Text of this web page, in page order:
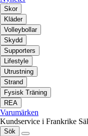
Skor
Kläder
Volleybollar
Skydd
Supporters
Lifestyle
Utrustning
Strand
Fysisk Träning
REA
Varumärken
Kundservice i Frankrike
Sök